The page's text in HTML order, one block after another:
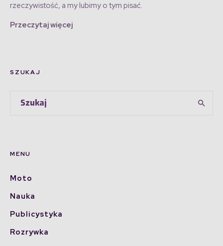
rzeczywistość, a my lubimy o tym pisać.
Przeczytaj więcej
SZUKAJ
MENU
Moto
Nauka
Publicystyka
Rozrywka